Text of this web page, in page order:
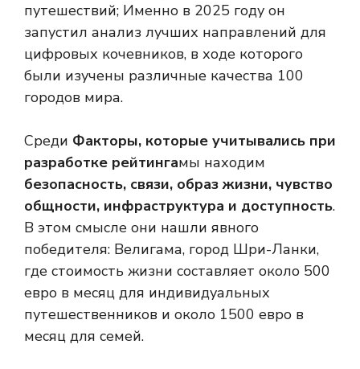
путешествий; Именно в 2025 году он
запустил анализ лучших направлений для
цифровых кочевников, в ходе которого
были изучены различные качества 100
городов мира.
Среди Факторы, которые учитывались при
разработке рейтингамы находим
безопасность, связи, образ жизни, чувство
общности, инфраструктура и доступность.
В этом смысле они нашли явного
победителя: Велигама, город Шри-Ланки,
где стоимость жизни составляет около 500
евро в месяц для индивидуальных
путешественников и около 1500 евро в
месяц для семей.